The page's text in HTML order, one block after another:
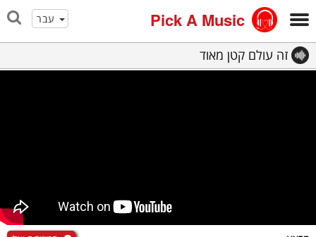
עבר Pick A Music
זה עולם קטן מאוד